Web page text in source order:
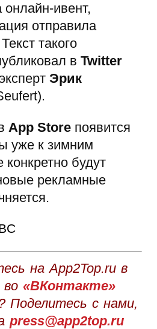
ивент,
отправила
такого
в Twitter
Эрик
App Store появится
уже к зимним
будут
рекламные
на App2Top.ru в
во «ВКонтакте»
Поделитесь с нами,
press@app2top.ru